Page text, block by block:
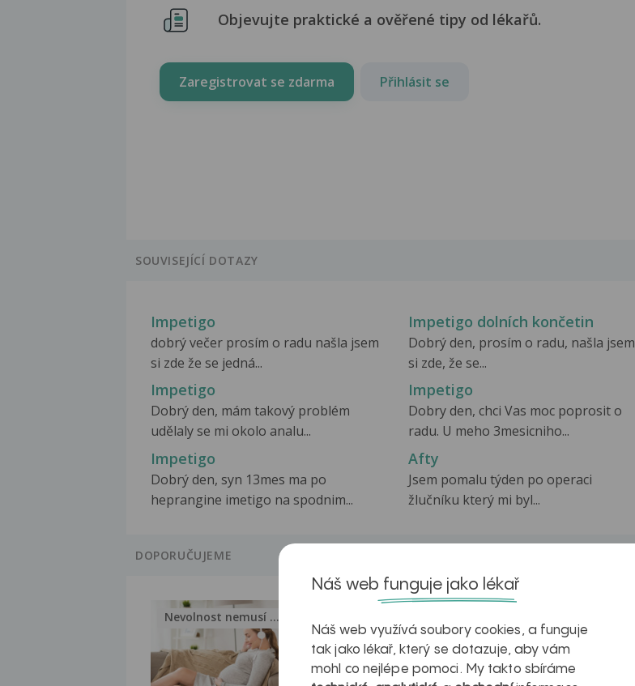
Objevujte praktické a ověřené tipy od lékařů.
Zaregistrovat se zdarma Přihlásit se
SOUVISEJÍCÍ DOTAZY
Impetigo
dobrý večer prosím o radu našla jsem
si zde že se jedná...
Impetigo dolních končetin
Dobrý den, prosím o radu, našla jsem
si zde, že se...
Impetigo
Dobrý den, mám takový problém
udělaly se mi okolo analu...
Impetigo
Dobry den, chci Vas moc poprosit o
radu. U meho 3mesicniho...
Impetigo
Dobrý den, syn 13mes ma po
heprangine imetigo na spodnim...
Afty
Jsem pomalu týden po operaci
žlučníku který mi byl...
DOPORUČUJEME
Nevolnost nemusí být nutnou...
Náš web funguje jako lékař
Náš web využívá soubory cookies, a funguje
tak jako lékař, který se dotazuje, aby vám
mohl co nejlépe pomoci. My takto sbíráme